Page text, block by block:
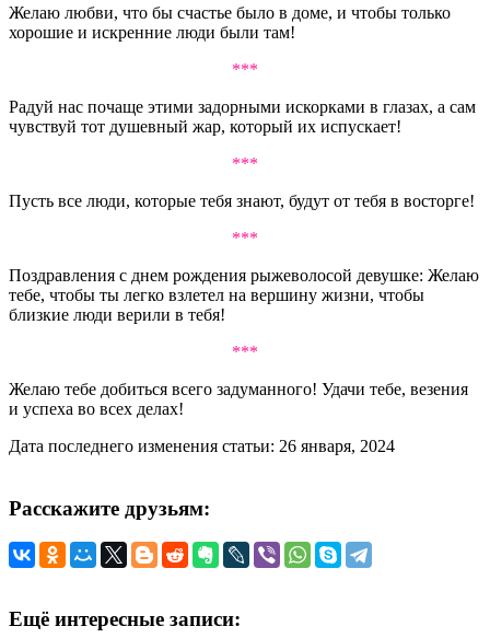
Желаю любви, что бы счастье было в доме, и чтобы только
хорошие и искренние люди были там!
***
Радуй нас почаще этими задорными искорками в глазах, а сам
чувствуй тот душевный жар, который их испускает!
***
Пусть все люди, которые тебя знают, будут от тебя в восторге!
***
Поздравления с днем рождения рыжеволосой девушке: Желаю
тебе, чтобы ты легко взлетел на вершину жизни, чтобы
близкие люди верили в тебя!
***
Желаю тебе добиться всего задуманного! Удачи тебе, везения
и успеха во всех делах!
Дата последнего изменения статьи: 26 января, 2024
Расскажите друзьям:
Ещё интересные записи: